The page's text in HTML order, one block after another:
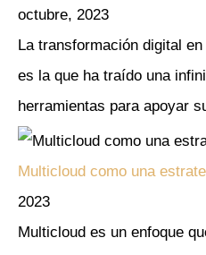
octubre, 2023
La transformación digital
es la que ha traído una
herramientas para apoyar
Multicloud como una
2023
Multicloud es un enfoque